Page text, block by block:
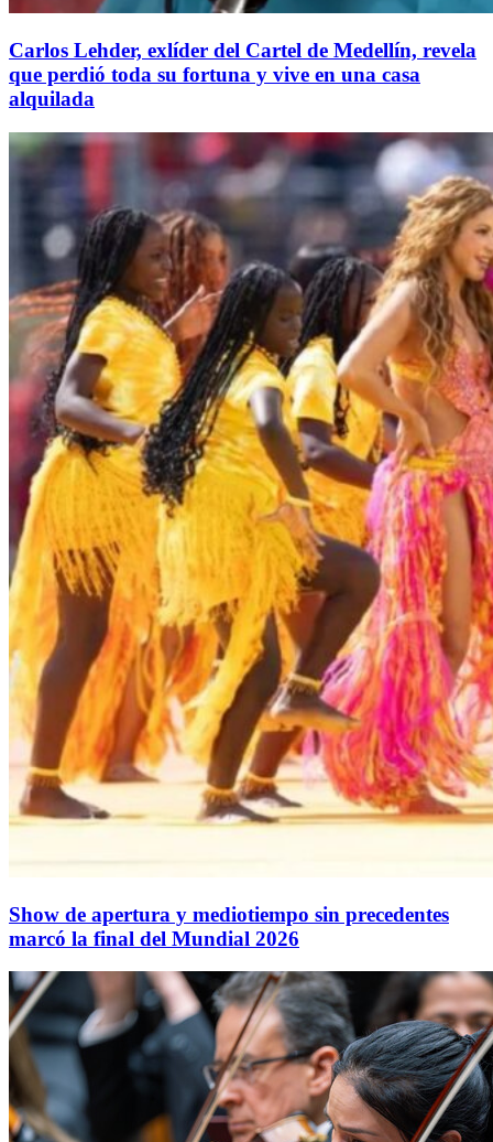
Carlos Lehder, exlíder del Cartel de Medellín, revela
que perdió toda su fortuna y vive en una casa
alquilada
Show de apertura y mediotiempo sin precedentes
marcó la final del Mundial 2026